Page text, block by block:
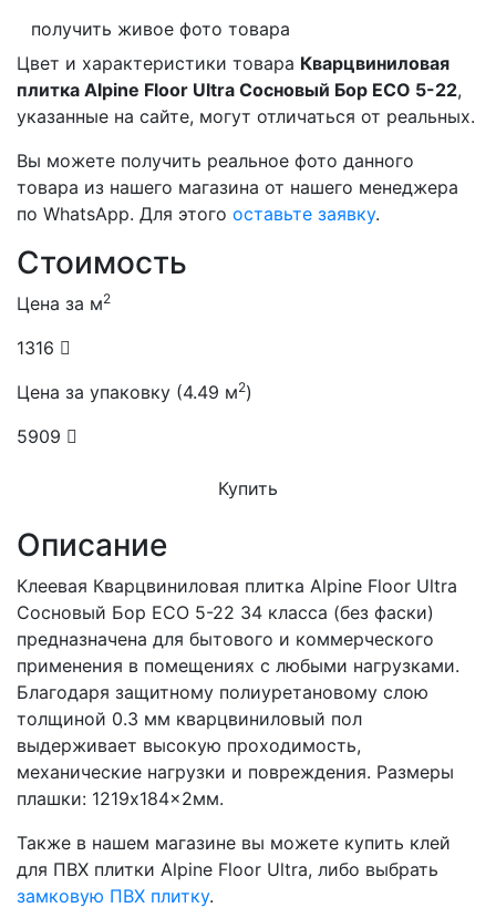
получить живое фото товара
Цвет и характеристики товара Кварцвиниловая
плитка Alpine Floor Ultra Сосновый Бор ECO 5-22,
указанные на сайте, могут отличаться от реальных.
Вы можете получить реальное фото данного
товара из нашего магазина от нашего менеджера
по WhatsApp. Для этого оставьте заявку.
Стоимость
Цена за м2
1316
Цена за упаковку (4.49 м2)
5909
Купить
Описание
Клеевая Кварцвиниловая плитка Alpine Floor Ultra
Сосновый Бор ECO 5-22 34 класса (без фаски)
предназначена для бытового и коммерческого
применения в помещениях с любыми нагрузками.
Благодаря защитному полиуретановому слою
толщиной 0.3 мм кварцвиниловый пол
выдерживает высокую проходимость,
механические нагрузки и повреждения. Размеры
плашки: 1219x184x2мм.
Также в нашем магазине вы можете купить клей
для ПВХ плитки Alpine Floor Ultra, либо выбрать
замковую ПВХ плитку.